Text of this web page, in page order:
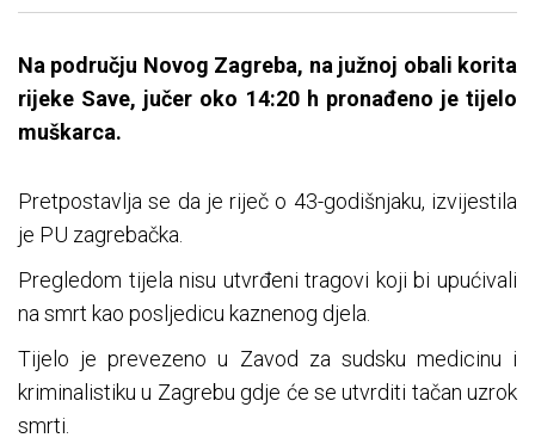
Na području Novog Zagreba, na južnoj obali korita
rijeke Save, jučer oko 14:20 h pronađeno je tijelo
muškarca.
Pretpostavlja se da je riječ o 43-godišnjaku, izvijestila
je PU zagrebačka.
Pregledom tijela nisu utvrđeni tragovi koji bi upućivali
na smrt kao posljedicu kaznenog djela.
Tijelo je prevezeno u Zavod za sudsku medicinu i
kriminalistiku u Zagrebu gdje će se utvrditi tačan uzrok
smrti.